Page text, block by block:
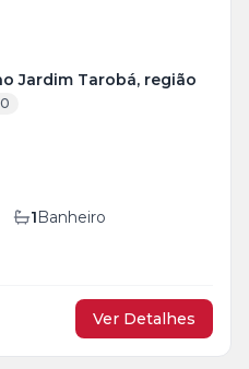
Jardim Tarobá, região
1Banheiro
Ver Detalhes